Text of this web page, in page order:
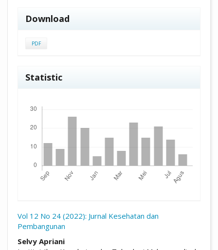
Download
PDF
Statistic
Vol 12 No 24 (2022): Jurnal Kesehatan dan
Pembangunan
Selvy Apriani